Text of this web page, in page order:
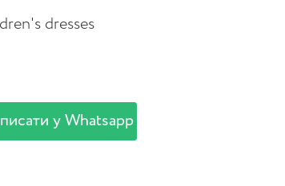
dresses
у Whatsapp